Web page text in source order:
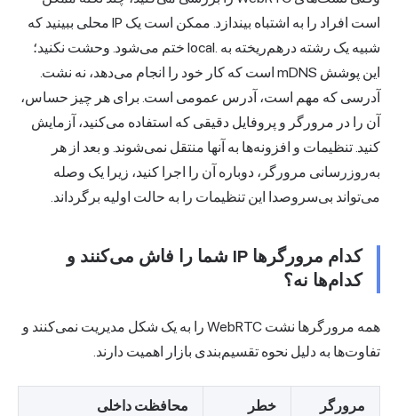
است افراد را به اشتباه بیندازد. ممکن است یک IP محلی ببینید که
شبیه یک رشته درهم‌ریخته به .local ختم می‌شود. وحشت نکنید؛
این پوشش mDNS است که کار خود را انجام می‌دهد، نه نشت.
آدرسی که مهم است، آدرس عمومی است. برای هر چیز حساس،
آن را در مرورگر و پروفایل دقیقی که استفاده می‌کنید، آزمایش
کنید. تنظیمات و افزونه‌ها به آنها منتقل نمی‌شوند. و بعد از هر
به‌روزرسانی مرورگر، دوباره آن را اجرا کنید، زیرا یک وصله
می‌تواند بی‌سروصدا این تنظیمات را به حالت اولیه برگرداند.
کدام مرورگرها IP شما را فاش می‌کنند و
کدام‌ها نه؟
همه مرورگرها نشت WebRTC را به یک شکل مدیریت نمی‌کنند و
تفاوت‌ها به دلیل نحوه تقسیم‌بندی بازار اهمیت دارند.
مرورگر
خطر
محافظت داخلی